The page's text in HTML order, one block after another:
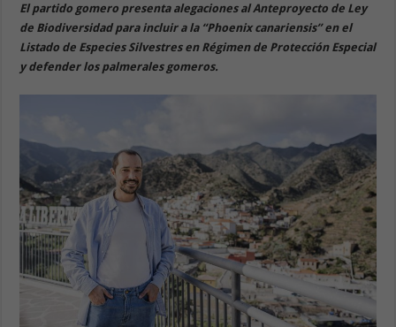
El partido gomero presenta alegaciones al Anteproyecto de Ley
de Biodiversidad para incluir a la “Phoenix canariensis” en el
Listado de Especies Silvestres en Régimen de Protección Especial
y defender los palmerales gomeros.